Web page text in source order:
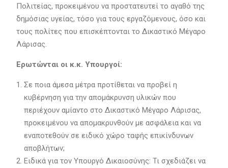
Πολιτείας, προκειμένου να προστατευτεί το αγαθό της
δημόσιας υγείας, τόσο για τους εργαζόμενους, όσο και
τους πολίτες που επισκέπτονται το Δικαστικό Μέγαρο
Λάρισας.
Ερωτώνται οι κ.κ. Υπουργοί:
Σε ποια άμεσα μέτρα προτίθεται να προβεί η
κυβέρνηση για την απομάκρυνση υλικών που
περιέχουν αμίαντο στο Δικαστικό Μέγαρο Λάρισας,
προκειμένου να απομακρυνθούν με ασφάλεια και να
εναποτεθούν σε ειδικό χώρο ταφής επικίνδυνων
αποβλήτων;
Ειδικά για τον Υπουργό Δικαιοσύνης: Τι σχεδιάζει να